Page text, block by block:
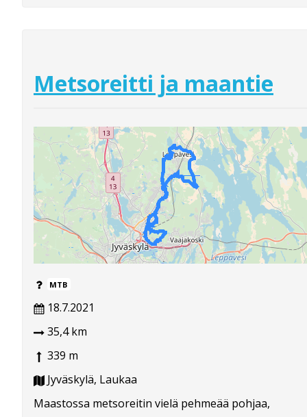
Metsoreitti ja maantie
MTB
18.7.2021
35,4 km
339 m
Jyväskylä, Laukaa
Maastossa metsoreitin vielä pehmeää pohjaa,